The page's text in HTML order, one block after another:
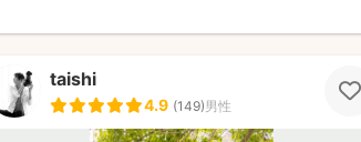
taishi
4.9 (149)男性